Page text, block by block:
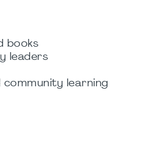
books
leaders
community learning